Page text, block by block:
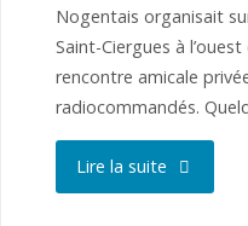
Nogentais organisait
Saint-Ciergues à
rencontre amicale
radiocommandés.
Lire la suite"La